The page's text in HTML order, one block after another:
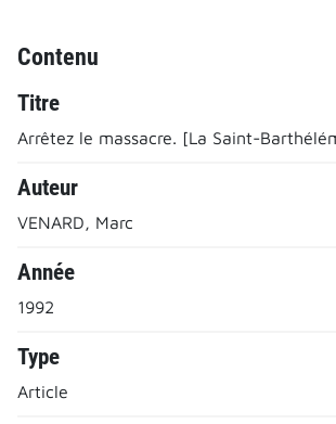
Contenu
Titre
Arrêtez le massacre. [La Saint-
Auteur
VENARD, Marc
Année
1992
Type
Article